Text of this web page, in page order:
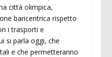
città olimpica,
baricentrica rispetto
i trasporti e
si parla oggi, che
e che permetteranno